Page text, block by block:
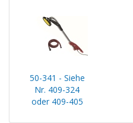
50-341 - Siehe
Nr. 409-324
oder 409-405